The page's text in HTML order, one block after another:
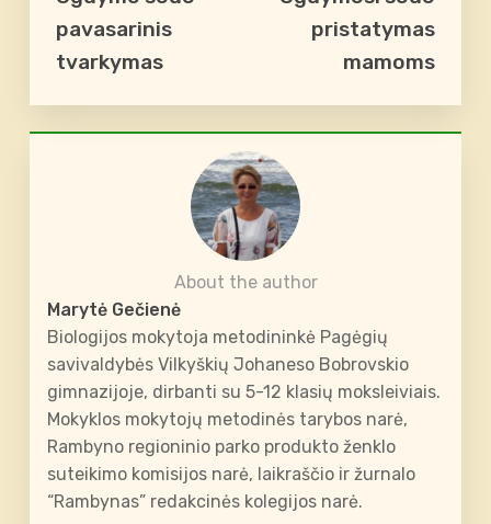
pavasarinis
tvarkymas
pristatymas
mamoms
About the author
Marytė Gečienė
Biologijos mokytoja metodininkė Pagėgių
savivaldybės Vilkyškių Johaneso Bobrovskio
gimnazijoje, dirbanti su 5-12 klasių moksleiviais.
Mokyklos mokytojų metodinės tarybos narė,
Rambyno regioninio parko produkto ženklo
suteikimo komisijos narė, laikraščio ir žurnalo
“Rambynas” redakcinės kolegijos narė.